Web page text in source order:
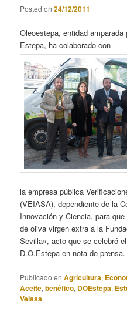
Posted on24/12/2011
Oleoestepa, entidad
Estepa, ha colaborado con
la empresa pública
(VEIASA), dependiente de la
Innovación y Ciencia, para
de oliva virgen extra a la
Sevilla», acto que se celebró
D.O.Estepa en nota de
Publicado en Agricultura,
Aceite,benéfico, DOEstepa,
Veiasa